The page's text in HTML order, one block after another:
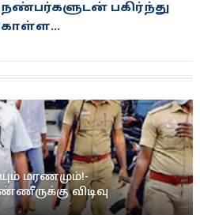
பகிர்ந்து
மரணமும்!-
விடிவு